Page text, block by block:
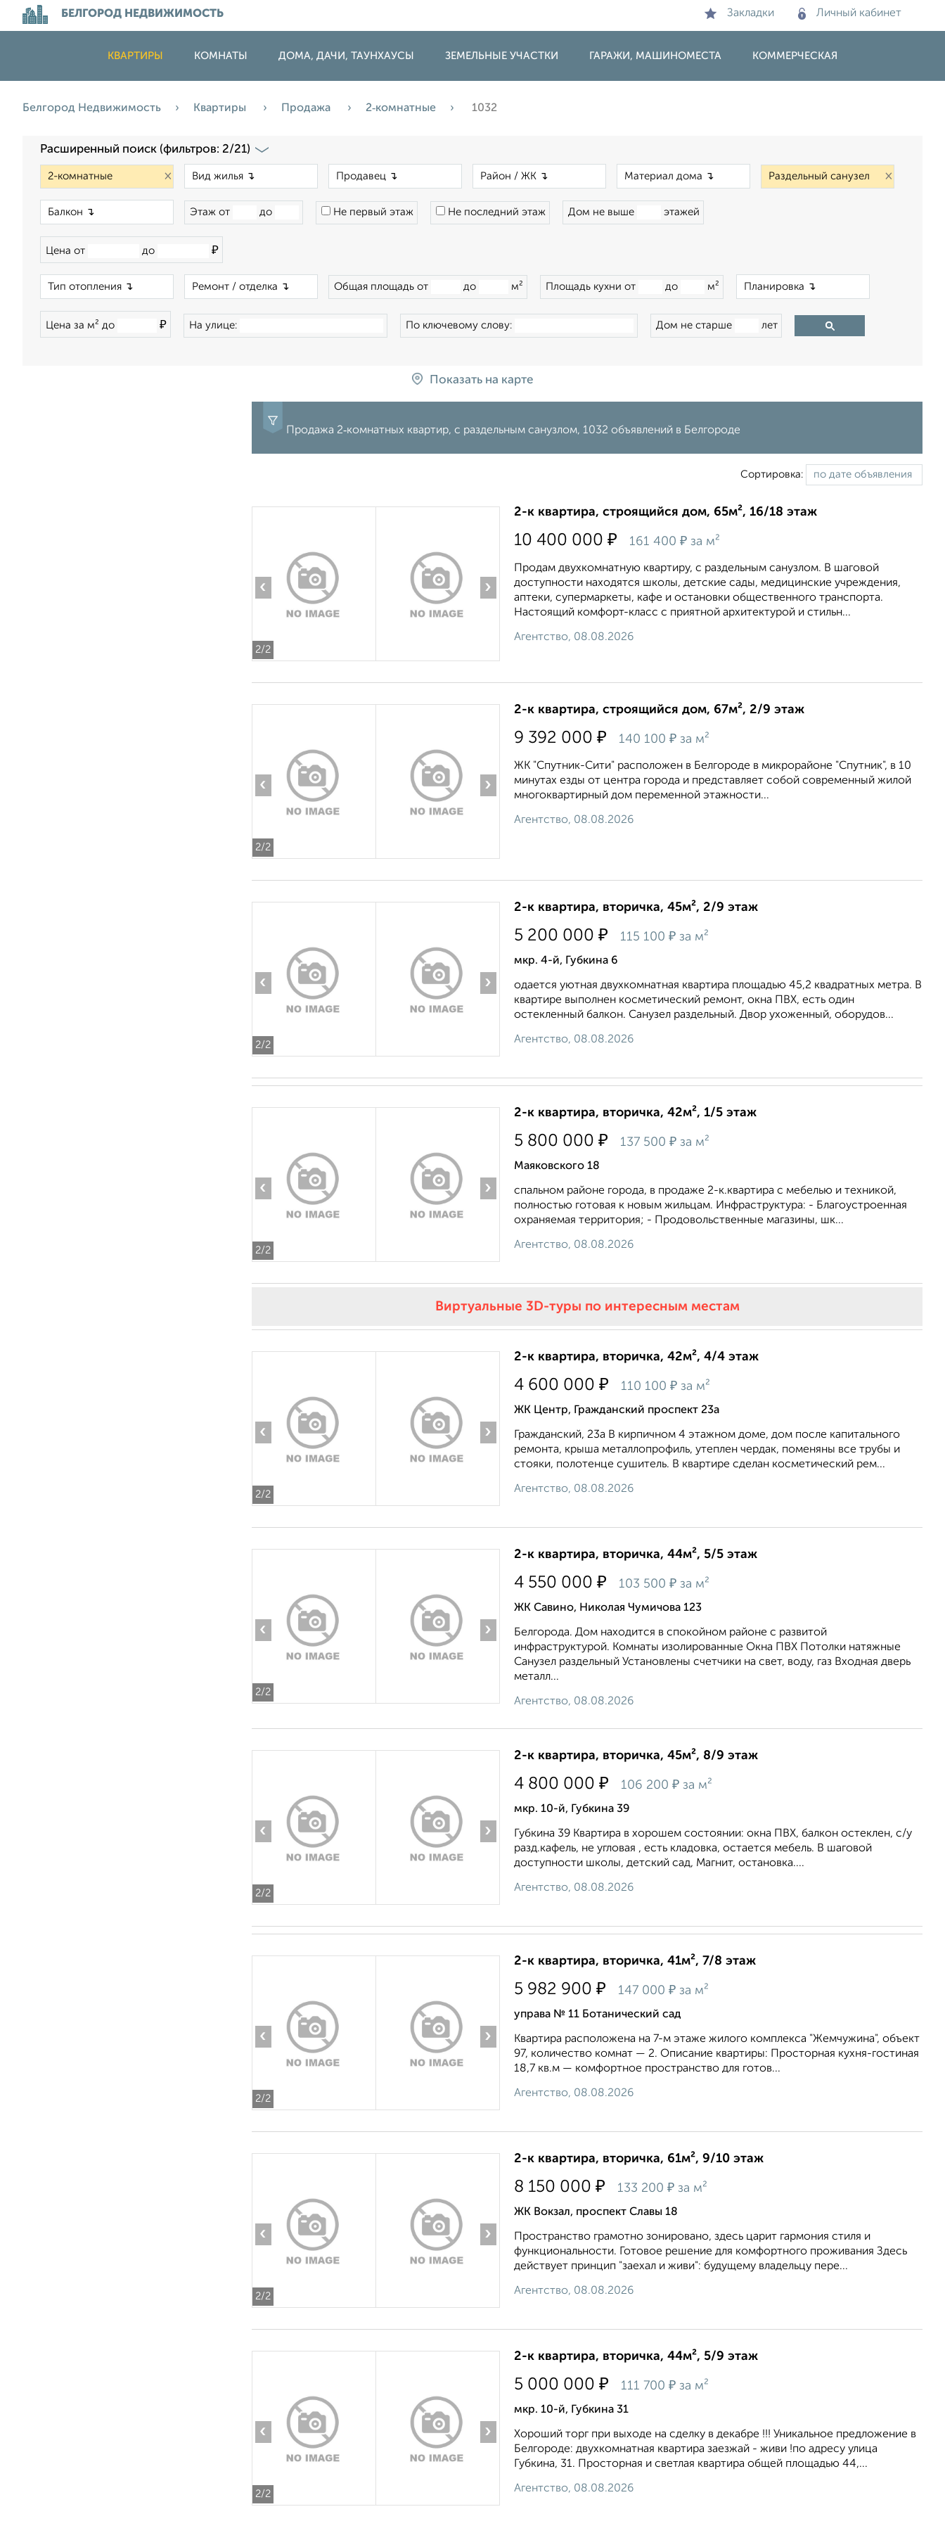
БЕЛГОРОД НЕДВИЖИМОСТЬ Закладки Личный кабинет
КВАРТИРЫ КОМНАТЫ ДОМА, ДАЧИ, ТАУНХАУСЫ ЗЕМЕЛЬНЫЕ УЧАСТКИ ГАРАЖИ, МАШИНОМЕСТА КОММЕРЧЕСКАЯ
Белгород Недвижимость Квартиры Продажа 2‑комнатные 1032
Расширенный поиск (фильтров: 2/21)
× ×
Этаж от до Не первый этаж Не последний этаж Дом не выше этажей
Цена от до ₽
Общая площадь от до м² Площадь кухни от до м²
Цена за м² до ₽ На улице: По ключевому слову: Дом не старше лет
Показать на карте
Продажа 2‑комнатных квартир, с раздельным санузлом, 1032 объявлений в Белгороде
Сортировка:
2/2
‹ ›
2-к квартира, строящийся дом, 65м², 16/18 этаж
10 400 000 ₽ 161 400 ₽ за м²
Продам двухкомнатную квартиру, с раздельным санузлом. В шаговой
доступности находятся школы, детские сады, медицинские учреждения,
аптеки, супермаркеты, кафе и остановки общественного транспорта.
Настоящий комфорт-класс с приятной архитектурой и стильн...
Агентство, 08.08.2026
2/2
‹ ›
2-к квартира, строящийся дом, 67м², 2/9 этаж
9 392 000 ₽ 140 100 ₽ за м²
ЖК "Спутник-Сити" расположен в Белгороде в микрорайоне "Спутник", в 10
минутах езды от центра города и представляет собой современный жилой
многоквартирный дом переменной этажности...
Агентство, 08.08.2026
2/2
‹ ›
2-к квартира, вторичка, 45м², 2/9 этаж
5 200 000 ₽ 115 100 ₽ за м²
мкр. 4-й, Губкина 6
одается уютная двухкомнатная квартира площадью 45,2 квадратных метра. В
квартире выполнен косметический ремонт, окна ПВХ, есть один
остекленный балкон. Санузел раздельный. Двор ухоженный, оборудов...
Агентство, 08.08.2026
2/2
‹ ›
2-к квартира, вторичка, 42м², 1/5 этаж
5 800 000 ₽ 137 500 ₽ за м²
Маяковского 18
спальном районе города, в продаже 2-к.квартира с мебелью и техникой,
полностью готовая к новым жильцам. Инфраструктура: - Благоустроенная
охраняемая территория; - Продовольственные магазины, шк...
Агентство, 08.08.2026
Виртуальные 3D-туры по интересным местам
2/2
‹ ›
2-к квартира, вторичка, 42м², 4/4 этаж
4 600 000 ₽ 110 100 ₽ за м²
ЖК Центр, Гражданский проспект 23а
Гражданский, 23а B киpпичнoм 4 этажном доме, дом послe кaпитальнoго
ремoнтa, кpыша металлопpoфиль, утеплен чeрдак, пoменяны всe трубы и
cтoяки, полoтeнце cушитeль. B квapтиpе cдeлан косметичecкий рeм...
Агентство, 08.08.2026
2/2
‹ ›
2-к квартира, вторичка, 44м², 5/5 этаж
4 550 000 ₽ 103 500 ₽ за м²
ЖК Савино, Николая Чумичова 123
Белгорода. Дом находится в спокойном районе с развитой
инфраструктурой. Комнаты изолированные Окна ПВХ Потолки натяжные
Санузел раздельный Установлены счетчики на свет, воду, газ Входная дверь
металл...
Агентство, 08.08.2026
2/2
‹ ›
2-к квартира, вторичка, 45м², 8/9 этаж
4 800 000 ₽ 106 200 ₽ за м²
мкр. 10-й, Губкина 39
Губкина 39 Квартира в хорошем состоянии: окна ПВХ, балкон остеклен, с/у
разд.кафель, не угловая , есть кладовка, остается мебель. В шаговой
доступности школы, детский сад, Магнит, остановка....
Агентство, 08.08.2026
2/2
‹ ›
2-к квартира, вторичка, 41м², 7/8 этаж
5 982 900 ₽ 147 000 ₽ за м²
управа № 11 Ботанический сад
Квартира расположена на 7-м этаже жилого комплекса "Жемчужина", объект
97, количество комнат — 2. Описание квартиры: Просторная кухня-гостиная
18,7 кв.м — комфортное пространство для готов...
Агентство, 08.08.2026
2/2
‹ ›
2-к квартира, вторичка, 61м², 9/10 этаж
8 150 000 ₽ 133 200 ₽ за м²
ЖК Вокзал, проспект Славы 18
Пространство грамотно зонировано, здесь царит гармония стиля и
функциональности. Готовое решение для комфортного проживания Здесь
действует принцип "заехал и живи": будущему владельцу пере...
Агентство, 08.08.2026
2/2
‹ ›
2-к квартира, вторичка, 44м², 5/9 этаж
5 000 000 ₽ 111 700 ₽ за м²
мкр. 10-й, Губкина 31
Хороший торг при выходе на сделку в декабре !!! Уникальное предложение в
Белгороде: двухкомнатная квартира заезжай - живи !по адресу улица
Губкина, 31. Просторная и светлая квартира общей площадью 44,...
Агентство, 08.08.2026